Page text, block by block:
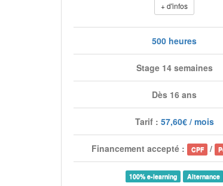
+ d'infos
500 heures
Stage 14 semaines
Dès 16 ans
Tarif : 57,60€ / mois
Financement accepté : CPF /
100% e-learning Alternance